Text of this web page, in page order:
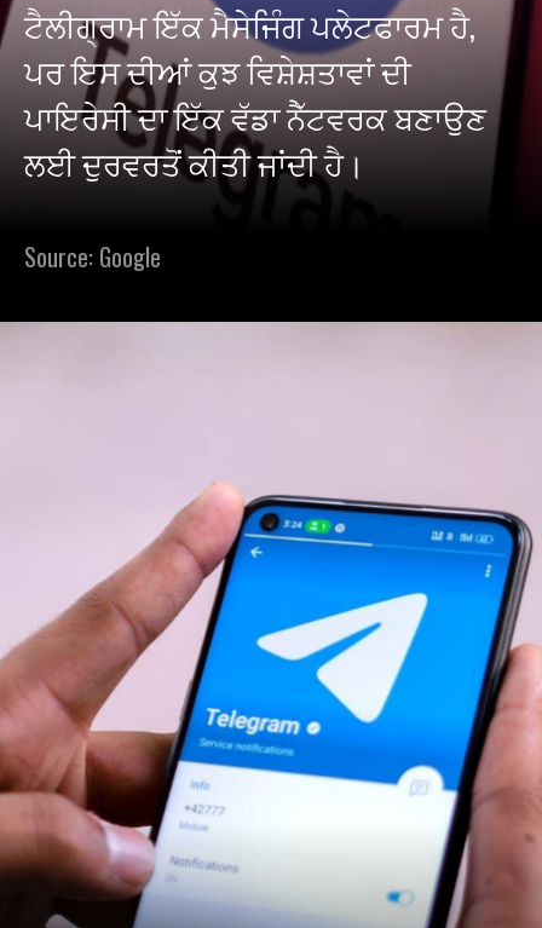
ਟੈਲੀਗ੍ਰਾਮ ਇੱਕ ਮੈਸੇਜਿੰਗ ਪਲੇਟਫਾਰਮ ਹੈ,
ਪਰ ਇਸ ਦੀਆਂ ਕੁਝ ਵਿਸ਼ੇਸ਼ਤਾਵਾਂ ਦੀ
ਪਾਇਰੇਸੀ ਦਾ ਇੱਕ ਵੱਡਾ ਨੈੱਟਵਰਕ ਬਣਾਉਣ
ਲਈ ਦੁਰਵਰਤੋਂ ਕੀਤੀ ਜਾਂਦੀ ਹੈ।
Source: Google